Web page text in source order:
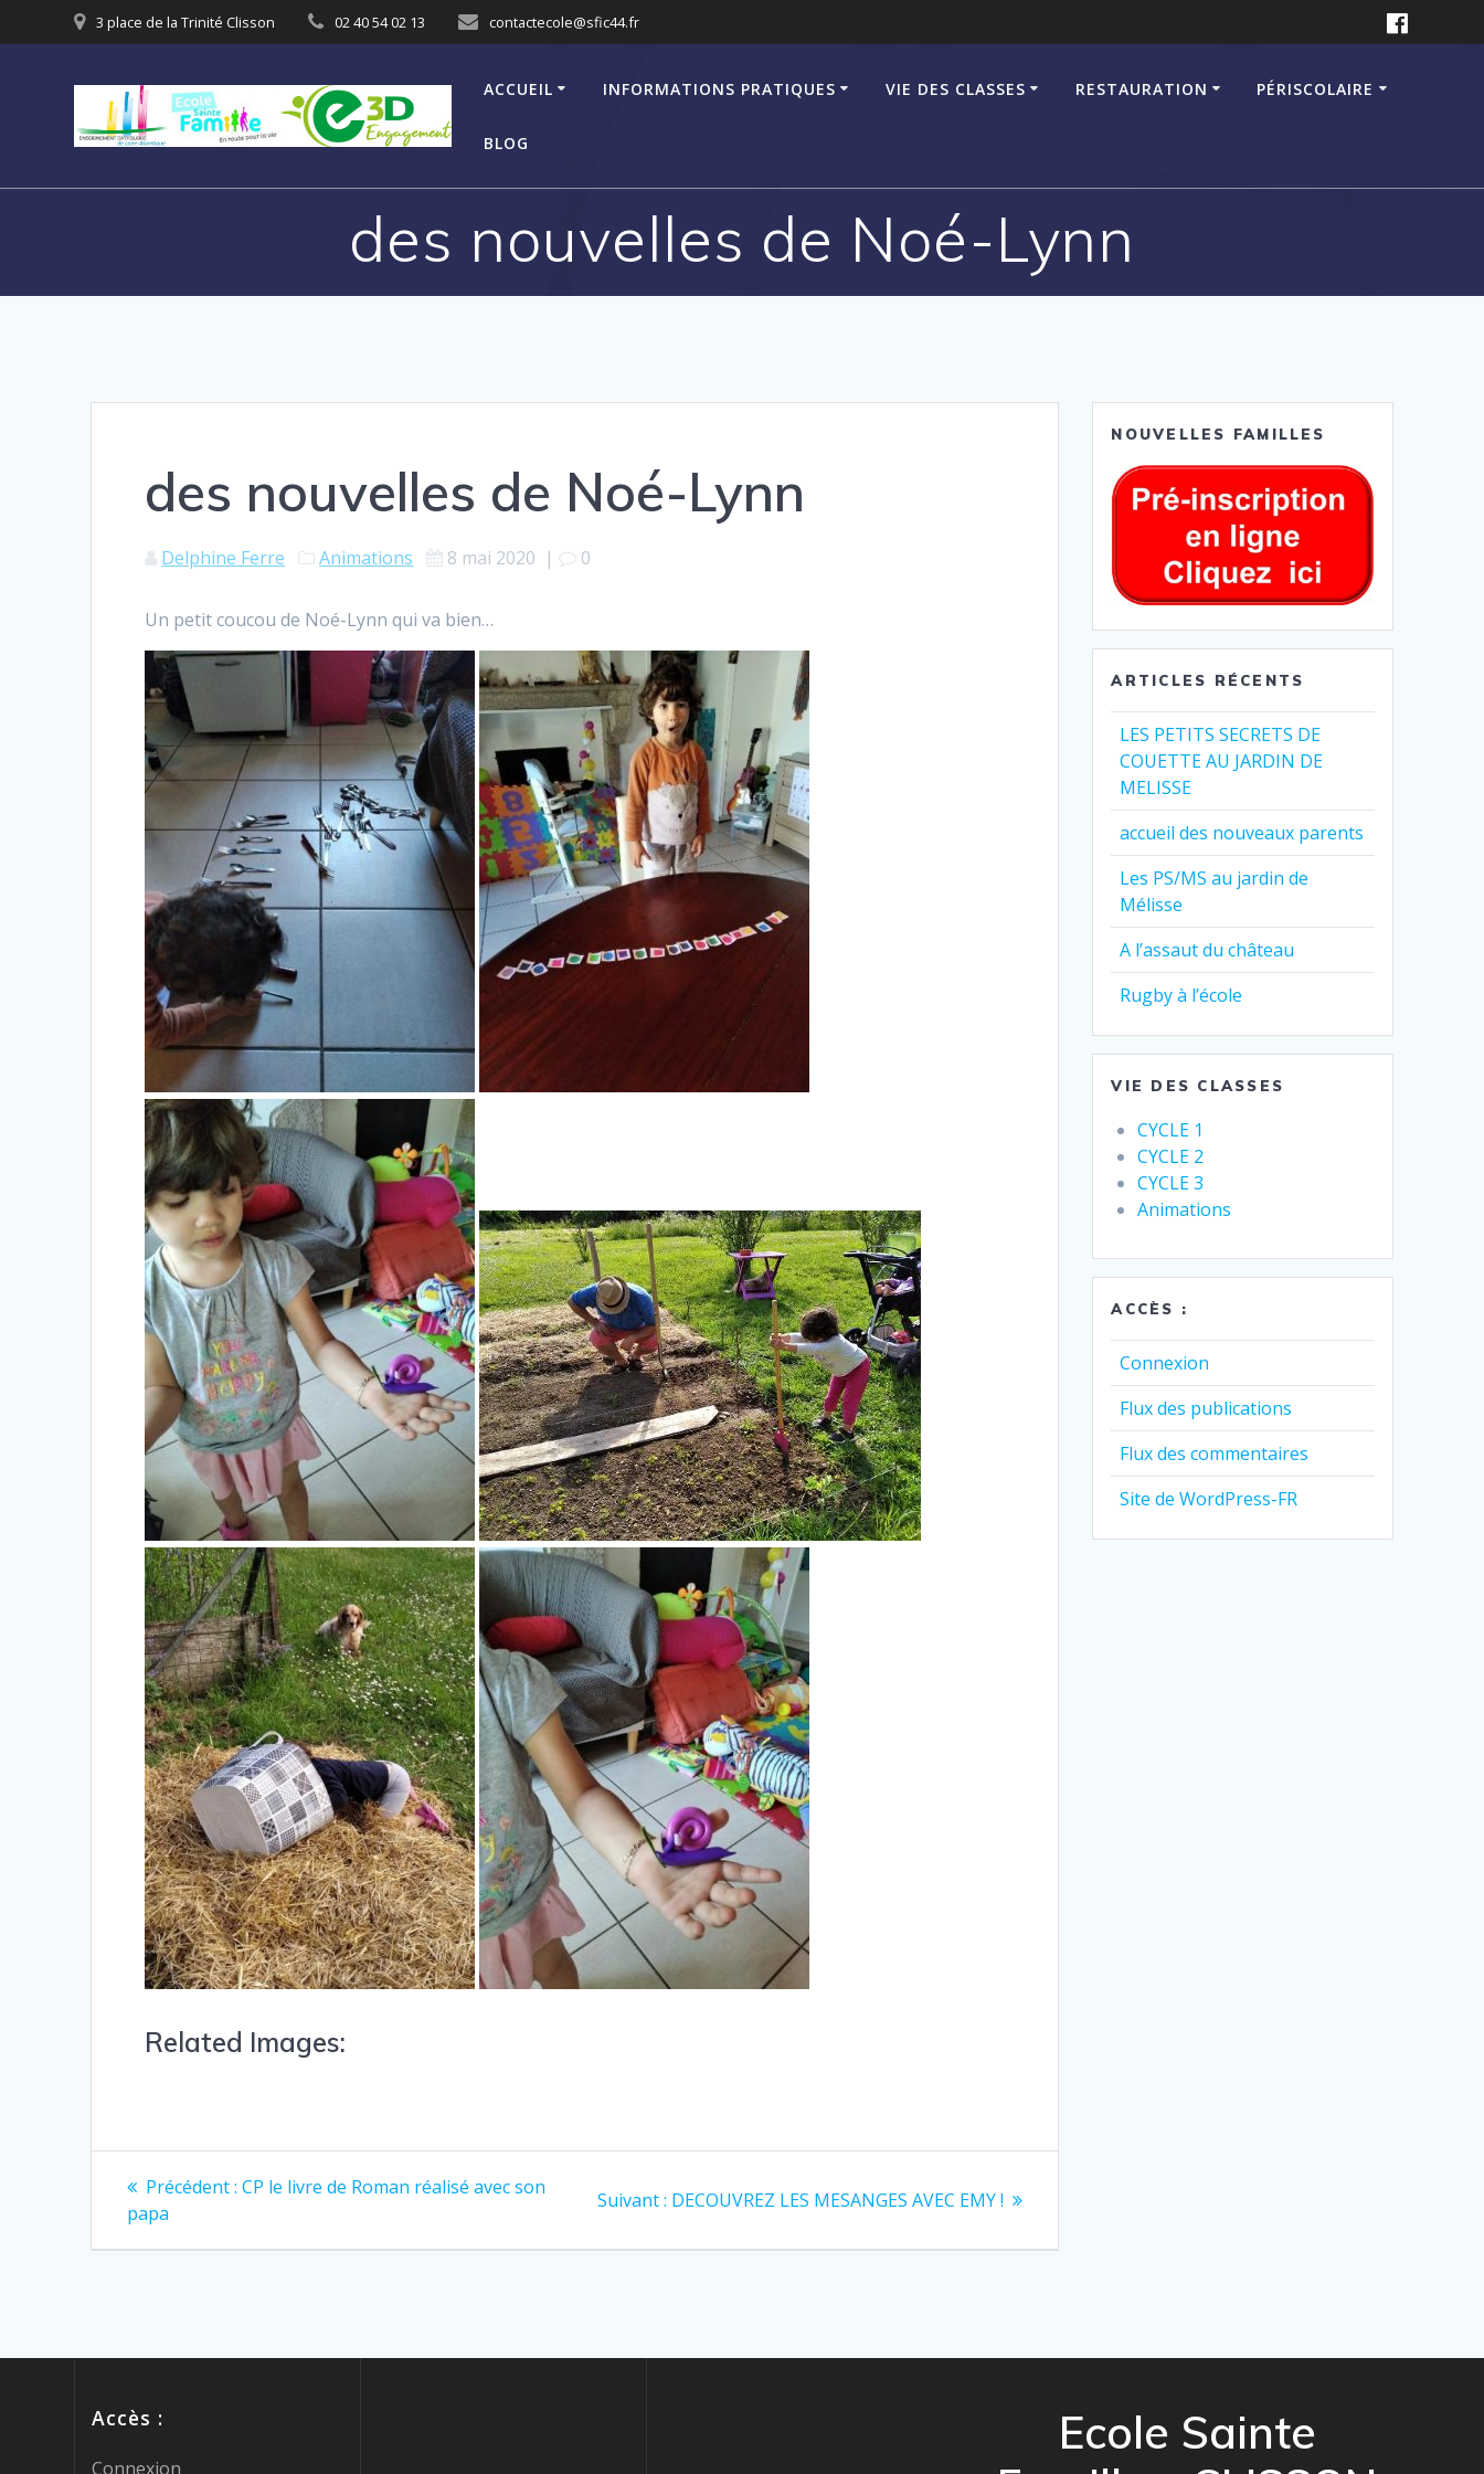
3 place de la Trinité Clisson 02 40 54 02 13 contactecole@sfic44.fr
ACCUEIL INFORMATIONS PRATIQUES VIE DES CLASSES RESTAURATION PÉRISCOLAIRE
BLOG
des nouvelles de Noé-Lynn
des nouvelles de Noé-Lynn
Delphine Ferre Animations 8 mai 2020 | 0
Un petit coucou de Noé-Lynn qui va bien…
Related Images:
Précédent : CP le livre de Roman réalisé avec son
papa
Suivant : DECOUVREZ LES MESANGES AVEC EMY !
NOUVELLES FAMILLES
ARTICLES RÉCENTS
LES PETITS SECRETS DE
COUETTE AU JARDIN DE
MELISSE
accueil des nouveaux parents
Les PS/MS au jardin de
Mélisse
A l’assaut du château
Rugby à l’école
VIE DES CLASSES
CYCLE 1
CYCLE 2
CYCLE 3
Animations
ACCÈS :
Connexion
Flux des publications
Flux des commentaires
Site de WordPress-FR
Accès :
Connexion
Ecole Sainte